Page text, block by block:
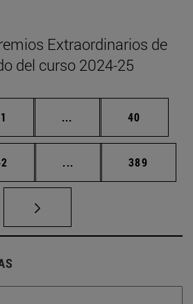
Extraordinarios de
del curso 2024-25
Página
1 ... Páginas intermedias
Página
40
... Páginas intermedias
Página
389